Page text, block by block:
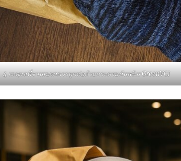
4 เหตุผลที่จานเบรกควรถูกห่อด้วยกระดาษกันสนิม GreenVCI